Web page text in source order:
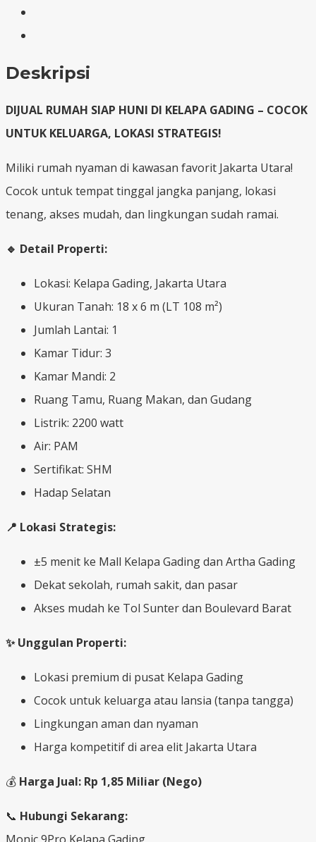
Deskripsi
DIJUAL RUMAH SIAP HUNI DI KELAPA GADING – COCOK
UNTUK KELUARGA, LOKASI STRATEGIS!
Miliki rumah nyaman di kawasan favorit Jakarta Utara!
Cocok untuk tempat tinggal jangka panjang, lokasi
tenang, akses mudah, dan lingkungan sudah ramai.
🔹 Detail Properti:
Lokasi: Kelapa Gading, Jakarta Utara
Ukuran Tanah: 18 x 6 m (LT 108 m²)
Jumlah Lantai: 1
Kamar Tidur: 3
Kamar Mandi: 2
Ruang Tamu, Ruang Makan, dan Gudang
Listrik: 2200 watt
Air: PAM
Sertifikat: SHM
Hadap Selatan
📍 Lokasi Strategis:
±5 menit ke Mall Kelapa Gading dan Artha Gading
Dekat sekolah, rumah sakit, dan pasar
Akses mudah ke Tol Sunter dan Boulevard Barat
✨ Unggulan Properti:
Lokasi premium di pusat Kelapa Gading
Cocok untuk keluarga atau lansia (tanpa tangga)
Lingkungan aman dan nyaman
Harga kompetitif di area elit Jakarta Utara
💰 Harga Jual: Rp 1,85 Miliar (Nego)
📞 Hubungi Sekarang: